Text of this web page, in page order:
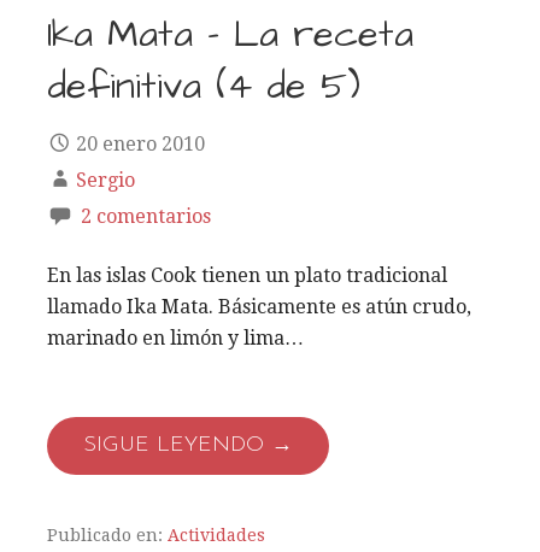
Ika Mata – La receta
definitiva (4 de 5)
20 enero 2010
Sergio
2 comentarios
En las islas Cook tienen un plato tradicional
llamado Ika Mata. Básicamente es atún crudo,
marinado en limón y lima…
SIGUE LEYENDO →
Publicado en: Actividades